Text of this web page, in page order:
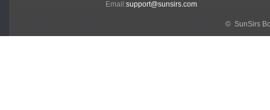
Email:support@sunsirs.com
© SunSirs